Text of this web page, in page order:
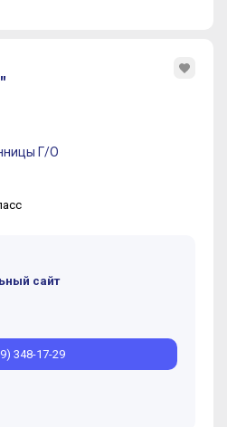
Г/О
сайт
348-17-29